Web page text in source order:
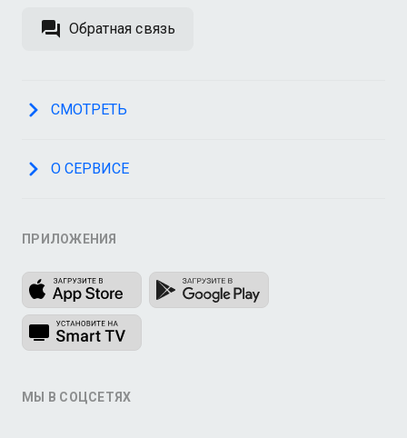
Обратная связь
СМОТРЕТЬ
О СЕРВИСЕ
ПРИЛОЖЕНИЯ
МЫ В СОЦСЕТЯХ